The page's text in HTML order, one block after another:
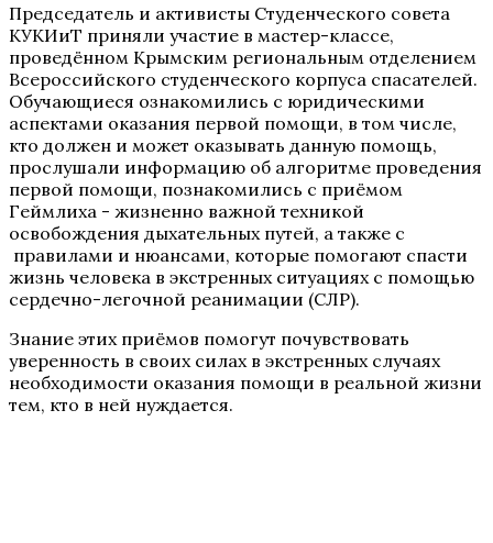
Председатель и активисты Студенческого совета
КУКИиТ приняли участие в мастер-классе,
проведённом Крымским региональным отделением
Всероссийского студенческого корпуса спасателей.
Обучающиеся ознакомились с юридическими
аспектами оказания первой помощи, в том числе,
кто должен и может оказывать данную помощь,
прослушали информацию об алгоритме проведения
первой помощи, познакомились с приёмом
Геймлиха - жизненно важной техникой
освобождения дыхательных путей, а также с
правилами и нюансами, которые помогают спасти
жизнь человека в экстренных ситуациях с помощью
сердечно-легочной реанимации (СЛР).
Знание этих приёмов помогут почувствовать
уверенность в своих силах в экстренных случаях
необходимости оказания помощи в реальной жизни
тем, кто в ней нуждается.